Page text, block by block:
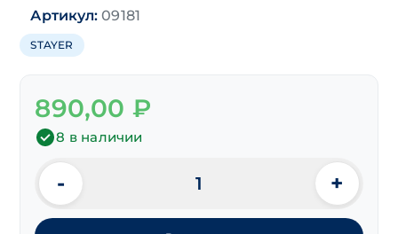
Артикул: 09181
STAYER
890,00 ₽
8 в наличии
Количество
товара
Рулетка
- +